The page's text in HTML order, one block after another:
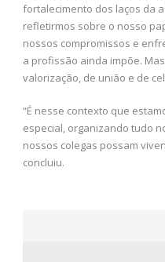
fortalecimento dos laços da
refletirmos sobre o nosso
nossos compromissos e
a profissão ainda impõe.
valorização, de união e de
“É nesse contexto que
especial, organizando tudo
nossos colegas possam
concluiu.